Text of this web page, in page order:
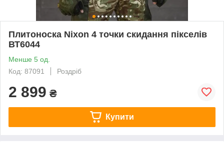
Плитоноска Nixon 4 точки скидання пікселів
ВТ6044
Менше 5 од.
Код: 87091
Роздріб
2 899 ₴
Купити